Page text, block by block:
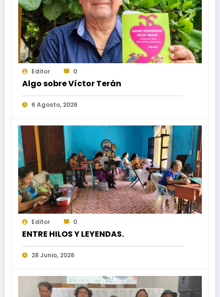
Editor 0
Algo sobre Víctor Terán
6 Agosto, 2026
Editor 0
ENTRE HILOS Y LEYENDAS.
28 Junio, 2026